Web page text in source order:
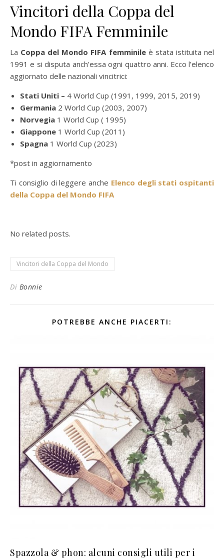
Vincitori della Coppa del
Mondo FIFA Femminile
La Coppa del Mondo FIFA femminileè stata istituita nel
1991 e si disputa anch’essa ogni quattro anni. Ecco l’elenco
aggiornato delle nazionali vincitrici:
Stati Uniti – 4 World Cup (1991, 1999, 2015, 2019)
Germania 2 World Cup (2003, 2007)
Norvegia 1 World Cup ( 1995)
Giappone 1 World Cup (2011)
Spagna 1 World Cup (2023)
*post in aggiornamento
Ti consiglio di leggere anche Elenco degli stati ospitanti
della Coppa del Mondo FIFA
No related posts.
Vincitori della Coppa del Mondo
Di Bonnie
POTREBBE ANCHE PIACERTI:
Spazzola & phon: alcuni consigli utili per i